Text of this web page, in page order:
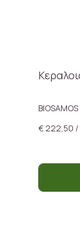
BIOSAMOS
€ 222,50